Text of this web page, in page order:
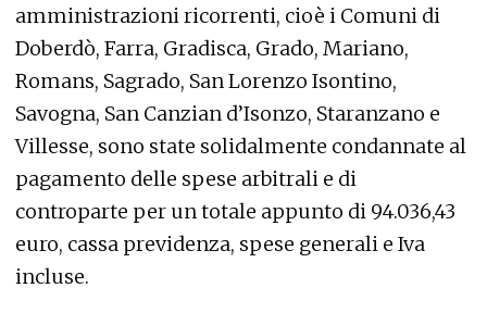
amministrazioni ricorrenti, cioè i Comuni di
Doberdò, Farra, Gradisca, Grado, Mariano,
Romans, Sagrado, San Lorenzo Isontino,
Savogna, San Canzian d’Isonzo, Staranzano e
Villesse, sono state solidalmente condannate al
pagamento delle spese arbitrali e di
controparte per un totale appunto di 94.036,43
euro, cassa previdenza, spese generali e Iva
incluse.